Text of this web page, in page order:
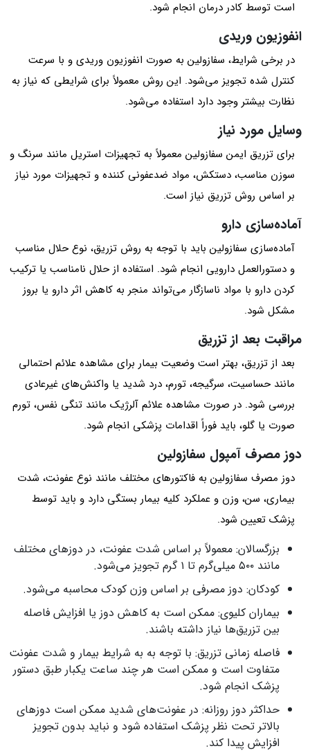
است توسط کادر درمان انجام شود.
انفوزیون وریدی
در برخی شرایط، سفازولین به‌ صورت انفوزیون وریدی و با سرعت
کنترل‌ شده تجویز می‌شود. این روش معمولاً برای شرایطی که نیاز به
نظارت بیشتر وجود دارد استفاده می‌شود.
وسایل مورد نیاز
برای تزریق ایمن سفازولین معمولاً به تجهیزات استریل مانند سرنگ و
سوزن مناسب، دستکش، مواد ضدعفونی‌ کننده و تجهیزات مورد نیاز
بر اساس روش تزریق نیاز است.
آماده‌سازی دارو
آماده‌سازی سفازولین باید با توجه به روش تزریق، نوع حلال مناسب
و دستورالعمل دارویی انجام شود. استفاده از حلال نامناسب یا ترکیب
کردن دارو با مواد ناسازگار می‌تواند منجر به کاهش اثر دارو یا بروز
مشکل شود.
مراقبت بعد از تزریق
بعد از تزریق، بهتر است وضعیت بیمار برای مشاهده علائم احتمالی
مانند حساسیت، سرگیجه، تورم، درد شدید یا واکنش‌های غیرعادی
بررسی شود. در صورت مشاهده علائم آلرژیک مانند تنگی نفس، تورم
صورت یا گلو، باید فوراً اقدامات پزشکی انجام شود.
دوز مصرف آمپول سفازولین
دوز مصرف سفازولین به فاکتورهای مختلف مانند نوع عفونت، شدت
بیماری، سن، وزن و عملکرد کلیه بیمار بستگی دارد و باید توسط
پزشک تعیین شود.
بزرگسالان: معمولاً بر اساس شدت عفونت، در دوزهای مختلف
مانند ۵۰۰ میلی‌گرم تا ۱ گرم تجویز می‌شود.
کودکان: دوز مصرفی بر اساس وزن کودک محاسبه می‌شود.
بیماران کلیوی: ممکن است به کاهش دوز یا افزایش فاصله
بین تزریق‌ها نیاز داشته باشند.
فاصله زمانی تزریق: با توجه به به شرایط بیمار و شدت عفونت
متفاوت است و ممکن است هر چند ساعت یکبار طبق دستور
پزشک انجام شود.
حداکثر دوز روزانه: در عفونت‌های شدید ممکن است دوزهای
بالاتر تحت نظر پزشک استفاده شود و نباید بدون تجویز
افزایش پیدا کند.